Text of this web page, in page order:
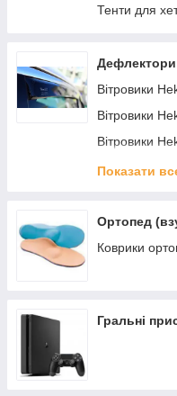
Тенти для
Дефлектори
Вітровики
Вітровики
Вітровики
Вітровики
Дефлектори
Показати
Ортопед
Коврики
Гральні